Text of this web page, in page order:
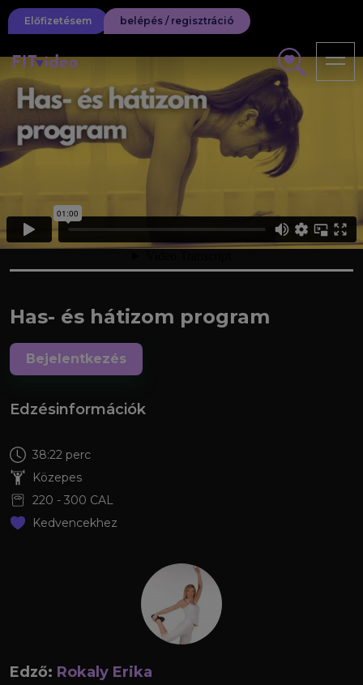
Előfizetésem belépés / regisztráció
Has- és hátizom program
Bejelentkezés
Edzésinformációk
38:22 perc
Közepes
220 - 300 CAL
Kedvencekhez
Edző: Rokaly Erika